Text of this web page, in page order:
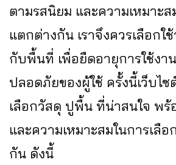
ตามรสนิยม และความเหมาะส
แตกต่างกัน เราจึงควรเลือกใ
กับพื้นที่ เพื่อยืดอายุการใช้งา
ปลอดภัยของผู้ใช้ ครั้งนี้เว็บไ
เลือกวัสดุ ปูพื้น ที่น่าสนใจ พ
และความเหมาะสมในการเลือ
กัน ดังนี้